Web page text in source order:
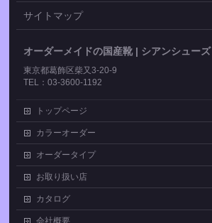
サイトマップ
オーダーメイドの国産靴 | シアンシューズ
東京都葛飾区柴又3-20-9
TEL：03-3600-1192
トップページ
カラーオーダー
オーダータイプ
お取り扱い店
カタログ
会社概要